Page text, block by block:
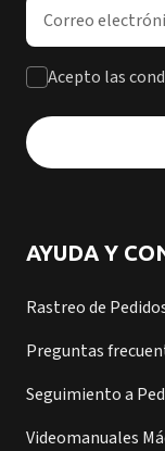
Dirección de
Acepto las
AYUDA Y
Rastreo de
Preguntas
Seguimiento a
Videomanuales